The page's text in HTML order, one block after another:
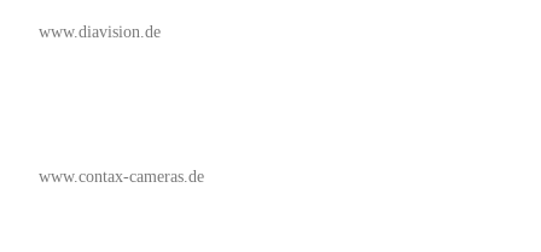
www.diavision.de
www.contax-cameras.de